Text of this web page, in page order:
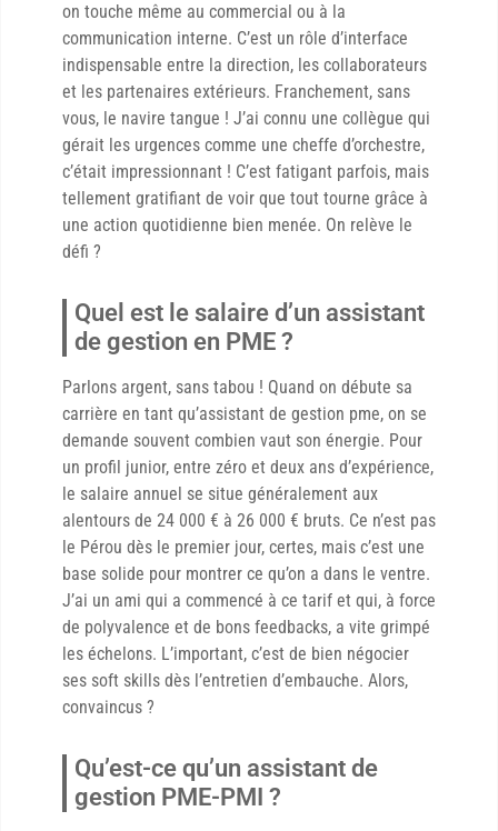
on touche même au commercial ou à la
communication interne. C’est un rôle d’interface
indispensable entre la direction, les collaborateurs
et les partenaires extérieurs. Franchement, sans
vous, le navire tangue ! J’ai connu une collègue qui
gérait les urgences comme une cheffe d’orchestre,
c’était impressionnant ! C’est fatigant parfois, mais
tellement gratifiant de voir que tout tourne grâce à
une action quotidienne bien menée. On relève le
défi ?
Quel est le salaire d’un assistant
de gestion en PME ?
Parlons argent, sans tabou ! Quand on débute sa
carrière en tant qu’assistant de gestion pme, on se
demande souvent combien vaut son énergie. Pour
un profil junior, entre zéro et deux ans d’expérience,
le salaire annuel se situe généralement aux
alentours de 24 000 € à 26 000 € bruts. Ce n’est pas
le Pérou dès le premier jour, certes, mais c’est une
base solide pour montrer ce qu’on a dans le ventre.
J’ai un ami qui a commencé à ce tarif et qui, à force
de polyvalence et de bons feedbacks, a vite grimpé
les échelons. L’important, c’est de bien négocier
ses soft skills dès l’entretien d’embauche. Alors,
convaincus ?
Qu’est-ce qu’un assistant de
gestion PME-PMI ?